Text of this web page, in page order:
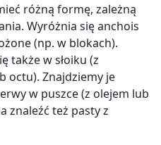
różną formę, zależną
Wyróżnia się anchois
(np. w blokach).
także w słoiku (z
octu). Znajdziemy je
w puszce (z olejem lub
znaleźć też pasty z